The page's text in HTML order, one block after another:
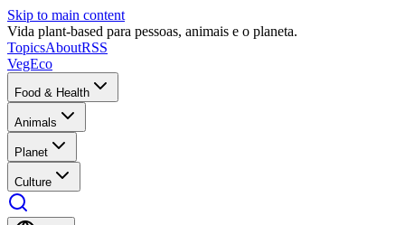
Skip to main content
Vida plant-based para pessoas, animais e o planeta.
TopicsAboutRSS
VegEco
Food & Health
Animals
Planet
Culture